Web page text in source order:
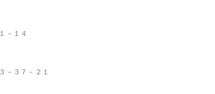
－１４
－３７－２１